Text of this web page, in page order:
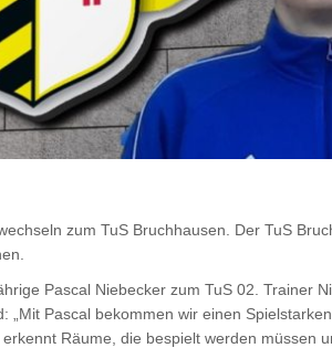
zum TuS Bruchhausen. Der TuS
Pascal Niebecker zum TuS 02. Trainer
„Mit Pascal bekommen wir einen
Räume, die bespielt werden müssen